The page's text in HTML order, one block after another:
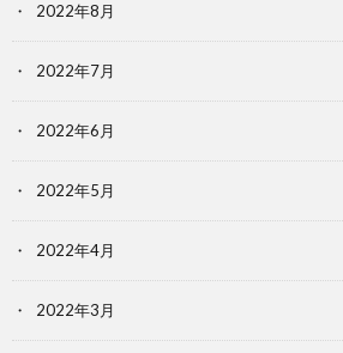
2022年8月
2022年7月
2022年6月
2022年5月
2022年4月
2022年3月